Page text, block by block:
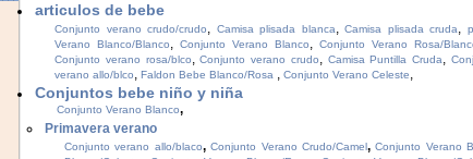
articulos de bebe
Conjunto verano crudo/crudo, Camisa plisada blanca,Camisa plisada cruda,
Verano Blanco/Blanco, Conjunto Verano Blanco, Conjunto Verano Rosa/
Conjunto verano rosa/blco,Conjunto verano crudo, Camisa Puntilla Cruda,
verano allo/blco, Faldon Bebe Blanco/Rosa , Conjunto Verano Celeste,
Conjuntos bebe niño y niña
Conjunto Verano Blanco,
Primavera verano
Conjunto verano allo/blaco,Conjunto Verano Crudo/Camel,Conjunto Verano